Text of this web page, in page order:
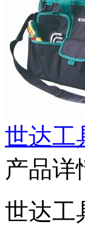
世达工
产品详
世达工